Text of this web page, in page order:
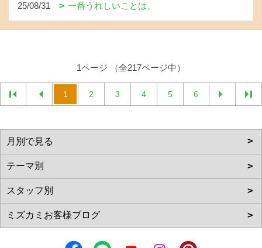
25/08/31 一番うれしいことは、
1ページ （全217ページ中）
1 2 3 4 5 6